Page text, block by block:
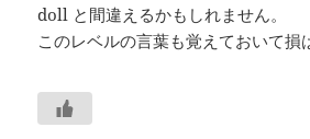
doll と間違えるかもしれません。
このレベルの言葉も覚えておいて損